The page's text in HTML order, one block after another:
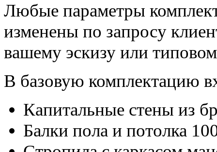
Любые параметры
изменены по запросу
вашему эскизу или
В базовую комплектацию
Капитальные стены из
Балки пола и потолка